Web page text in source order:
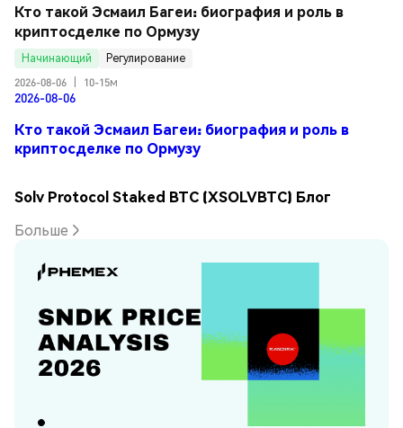
Кто такой Эсмаил Багеи: биография и роль в
криптосделке по Ормузу
Начинающий
Регулирование
2026-08-06
10-15м
2026-08-06
Кто такой Эсмаил Багеи: биография и роль в
криптосделке по Ормузу
Solv Protocol Staked BTC (XSOLVBTC) Блог
Больше